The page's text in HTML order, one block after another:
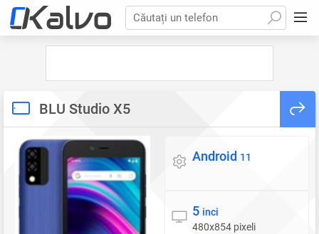
Căutați un telefon
BLU Studio X5
Sistem de operare
Android 11
Display
5 inci
480x854 pixeli